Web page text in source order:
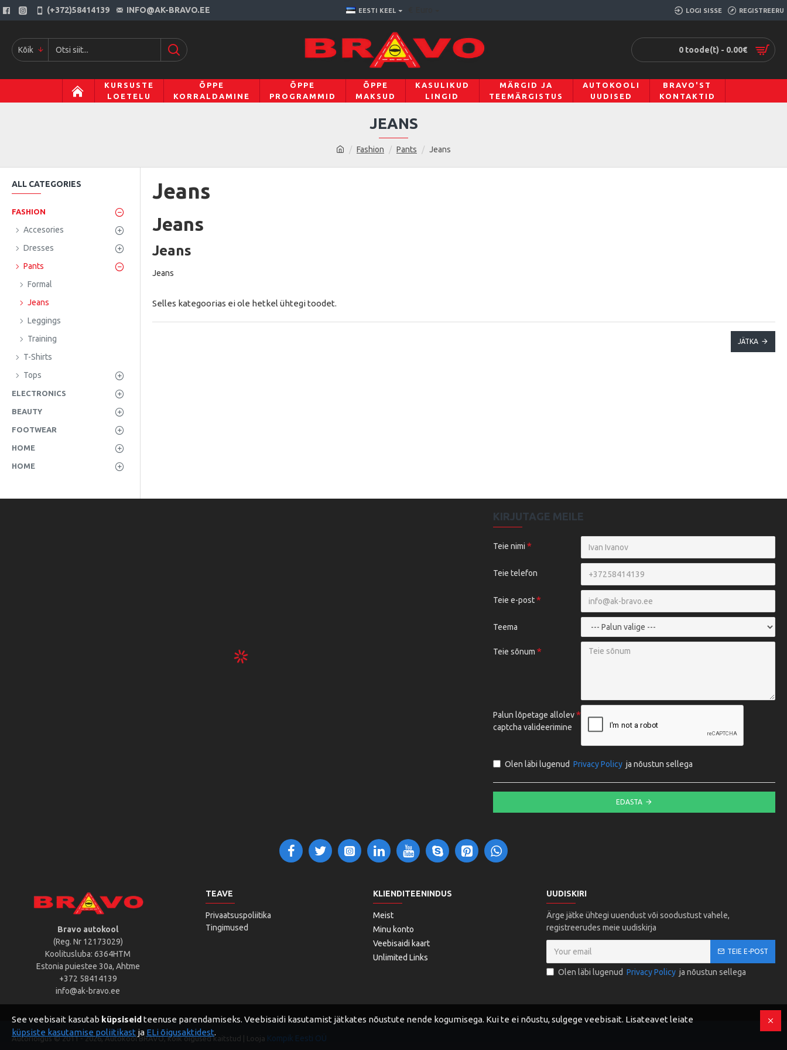
(+372)58414139 INFO@AK-BRAVO.EE EESTI KEEL LOGI SISSE REGISTREERU
Kõik 0 toode(t) - 0.00€
KURSUSTE
LOETELU
ÕPPE
KORRALDAMINE
ÕPPE
PROGRAMMID
ÕPPE
MAKSUD
KASULIKUD
LINGID
MÄRGID JA
TEEMÄRGISTUS
AUTOKOOLI
UUDISED
BRAVO'ST
KONTAKTID
Fashion Pants Jeans
JEANS
ALL CATEGORIES
FASHION
Accesories
Dresses
Pants
Formal
Jeans
Leggings
Training
T-Shirts
Tops
ELECTRONICS
BEAUTY
FOOTWEAR
HOME
HOME
Jeans
Jeans
Jeans
Jeans
Selles kategoorias ei ole hetkel ühtegi toodet.
JÄTKA
KIRJUTAGE MEILE
Teie nimi
Teie telefon
Teie e-post
Teema
Teie sõnum
Palun lõpetage allolev
captcha valideerimine
Olen läbi lugenud Privacy Policy ja nõustun sellega
EDASTA
Bravo autokool
(Reg. Nr 12173029)
Koolitusluba: 6364HTM
Estonia puiestee 30a, Ahtme
+372 58414139
info@ak-bravo.ee
TEAVE
Privaatsuspoliitika
Tingimused
KLIENDITEENINDUS
Meist
Minu konto
Veebisaidi kaart
Unlimited Links
UUDISKIRI
Ärge jätke ühtegi uuendust või soodustust vahele,
registreerudes meie uudiskirja
TEIE E-POST
Olen läbi lugenud Privacy Policy ja nõustun sellega
Autoriõigus © 2011 -2026, Autokool BRAVO, kõik õigused kaitstud | Looja Kompik Eesti OÜ
See veebisait kasutab küpsiseidteenuse parendamiseks. Veebisaidi kasutamist jätkates nõustute nende kogumisega. Kui te ei nõustu, sulgege veebisait. Lisateavet leiate
küpsiste kasutamise poliitikast ja ELi õigusaktidest.